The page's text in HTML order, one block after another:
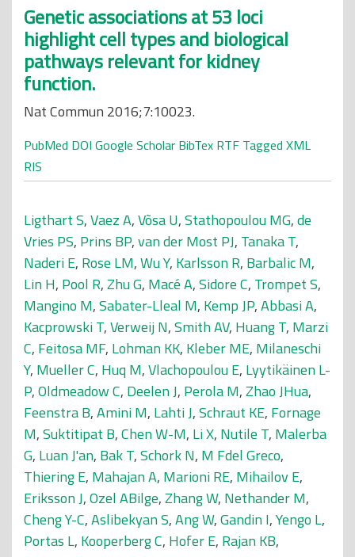
Genetic associations at 53 loci
highlight cell types and biological
pathways relevant for kidney
function.
Nat Commun 2016;7:10023.
PubMed DOI Google Scholar BibTex RTF Tagged XML
RIS
Ligthart S,Vaez A,Võsa U,Stathopoulou MG,de
Vries PS, Prins BP,van der Most PJ, Tanaka T,
Naderi E, Rose LM,Wu Y, Karlsson R, Barbalic M,
Lin H, Pool R,Zhu G, Macé A,Sidore C, Trompet S,
Mangino M,Sabater-Lleal M, Kemp JP,Abbasi A,
Kacprowski T,Verweij N,Smith AV, Huang T, Marzi
C, Feitosa MF, Lohman KK, Kleber ME, Milaneschi
Y, Mueller C, Huq M,Vlachopoulou E, Lyytikäinen L-
P,Oldmeadow C, Deelen J, Perola M,Zhao JHua,
Feenstra B,Amini M, Lahti J,Schraut KE, Fornage
M,Suktitipat B,Chen W-M, Li X, Nutile T, Malerba
G, Luan J'an, Bak T,Schork N, M Fdel Greco,
Thiering E, Mahajan A, Marioni RE, Mihailov E,
Eriksson J,Ozel ABilge,Zhang W, Nethander M,
Cheng Y-C,Aslibekyan S,Ang W,Gandin I,Yengo L,
Portas L, Kooperberg C, Hofer E, Rajan KB,